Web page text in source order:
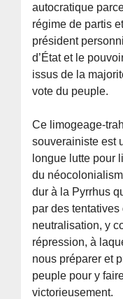
autocratique
régime de partis
président
d’État et le
issus de la
vote du peuple.
Ce limogeage-
souverainiste est
longue lutte pour
du
dur à la Pyrrhus
par des tentatives
neutralisation, y
répression, à
nous préparer et
peuple pour y
victorieusement.